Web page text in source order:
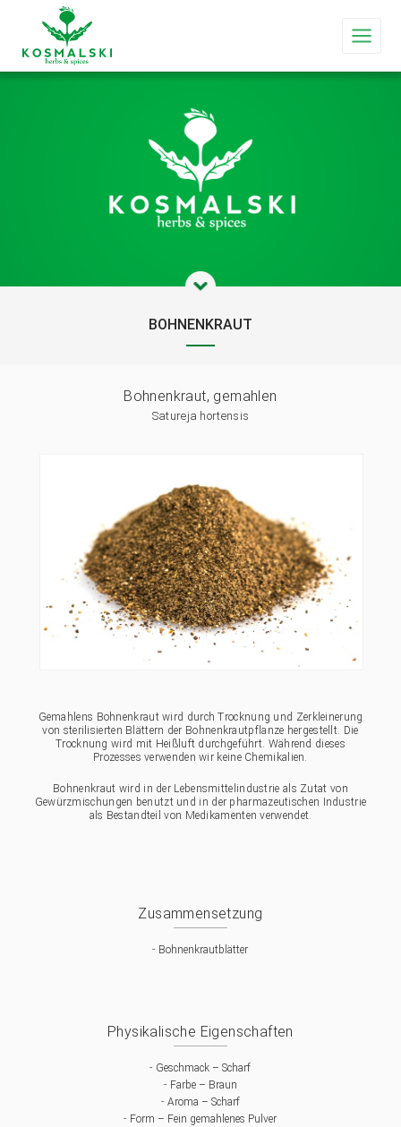
BOHNENKRAUT
Bohnenkraut, gemahlen
Satureja hortensis
Gemahlens Bohnenkraut wird durch Trocknung und Zerkleinerung
von sterilisierten Blättern der Bohnenkrautpflanze hergestellt. Die
Trocknung wird mit Heißluft durchgeführt. Während dieses
Prozesses verwenden wir keine Chemikalien.
Bohnenkraut wird in der Lebensmittelindustrie als Zutat von
Gewürzmischungen benutzt und in der pharmazeutischen Industrie
als Bestandteil von Medikamenten verwendet.
Zusammensetzung
- Bohnenkrautblätter
Physikalische Eigenschaften
- Geschmack – Scharf
- Farbe – Braun
- Aroma – Scharf
- Form – Fein gemahlenes Pulver